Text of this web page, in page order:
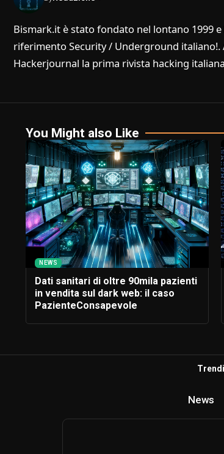
Bismark.it è stato fondato nel lontano 1999
riferimento Security / Underground
Hackerjournal la prima rivista hacking
You Might also Like
NEWS
Dati sanitari di oltre 90mila pazienti
in vendita sul dark web: il caso
PazienteConsapevole
News